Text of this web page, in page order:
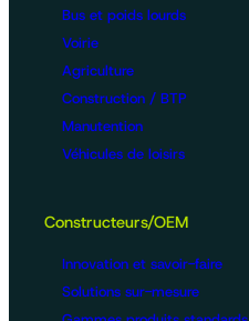
Bus et poids lourds
Voirie
Agriculture
Construction / BTP
Manutention
Véhicules de loisirs
Constructeurs/OEM
Innovation et savoir-faire
Solutions sur-mesure